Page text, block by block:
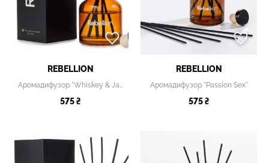
REBELLION
Аромадифузор "Whiskey & Jazz"
575 ₴
REBELLION
Аромадифузор "Passion Sex"
575 ₴